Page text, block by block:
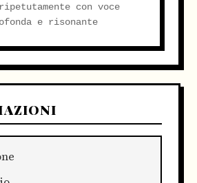
con voce
e risonante